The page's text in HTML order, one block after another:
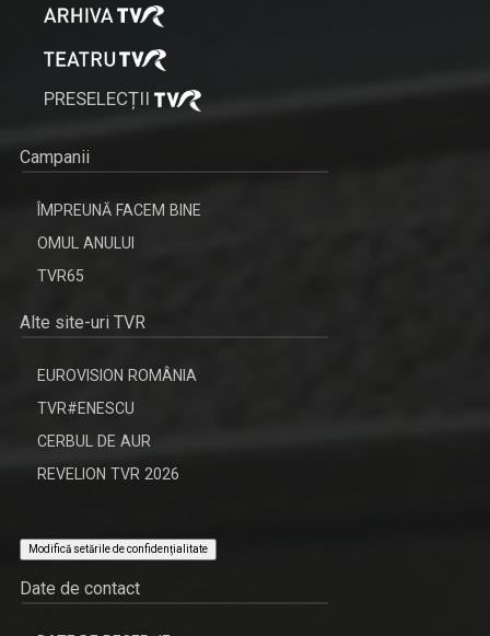
PRESELECȚII
Campanii
ÎMPREUNĂ FACEM BINE
OMUL ANULUI
TVR65
Alte site-uri TVR
EUROVISION ROMÂNIA
TVR#ENESCU
CERBUL DE AUR
REVELION TVR 2026
Modifică setările de confidențialitate
Date de contact